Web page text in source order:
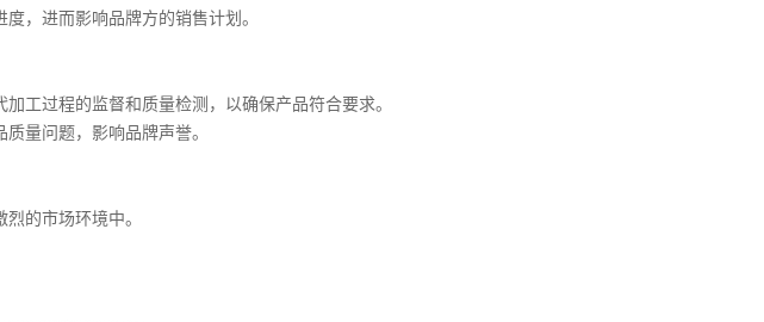
，进而影响品牌方的销售计划。
工过程的监督和质量检测，以确保产品符合要求。
量问题，影响品牌声誉。
的市场环境中。